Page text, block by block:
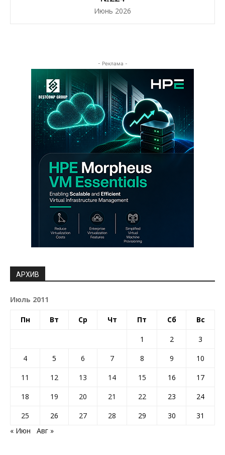
Июнь 2026
- Реклама -
АРХИВ
Июль 2011
Пн Вт Ср Чт Пт Сб Вс
1 2
3
4
5 6 7 8 9
10
11
12 13 14 15 16
17
18
19 20 21 22 23
24
25
26 27 28 29 30
31
« Июн
Авг »